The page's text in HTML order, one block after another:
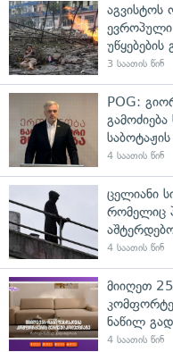
აგვისტოს
ევროპული
უწყებების
3 საათის წინ
POG:
4 საათის წინ
ცელიანი
რომელიც
4 საათის წინ
მიიღეთ
ნაწილ
4 საათის წინ